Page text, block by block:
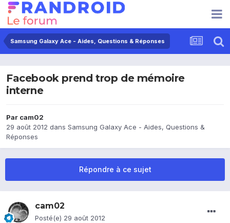
Samsung Galaxy Ace - Aides, Questions & Réponses
Facebook prend trop de mémoire
interne
Par cam02
29 août 2012 dans Samsung Galaxy Ace - Aides, Questions &
Réponses
Répondre à ce sujet
cam02
Posté(e) 29 août 2012